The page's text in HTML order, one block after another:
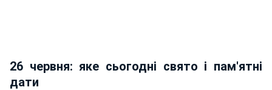
26 червня: яке сьогодні свято і пам'ятні
дати